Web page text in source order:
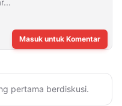
Masuk untuk Komentar
pertama berdiskusi.